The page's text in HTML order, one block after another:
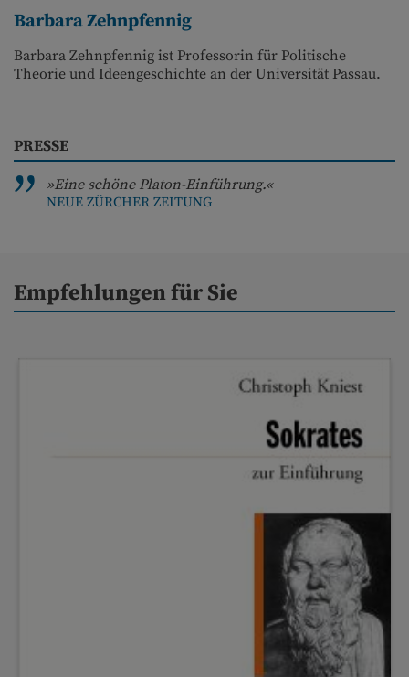
Barbara Zehnpfennig
Barbara Zehnpfennig ist Professorin für Politische
Theorie und Ideengeschichte an der Universität Passau.
PRESSE
»Eine schöne Platon-Einführung.«
NEUE ZÜRCHER ZEITUNG
Empfehlungen für Sie